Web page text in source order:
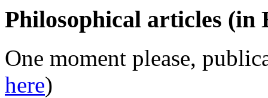
Philosophical articles (in
One moment please,
here)